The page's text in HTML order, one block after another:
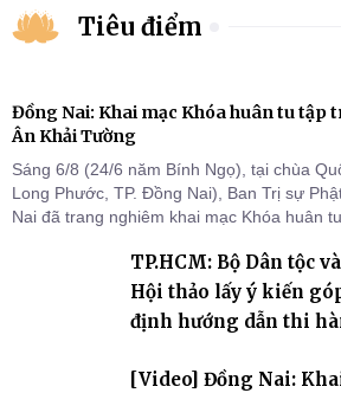
Tiêu điểm
Đồng Nai: Khai mạc Khóa huân tu tập
Ân Khải Tường
Sáng 6/8 (24/6 năm Bính Ngọ), tại chùa
Long Phước, TP. Đồng Nai), Ban Trị sự
Nai đã trang nghiêm khai mạc Khóa huân
chỗ khu vực VII, VIII và trường hạ chùa
TP.HCM: Bộ Dân tộc
Hội thảo lấy ý kiến
định hướng dẫn thi
[Video] Đồng Nai: